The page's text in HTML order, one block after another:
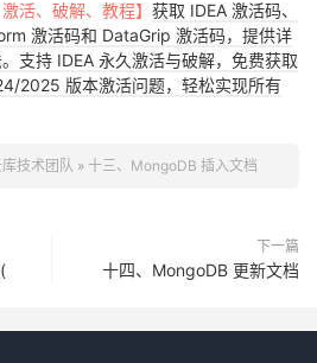
活、破解、教程】 获取 IDEA 激活码、
激活码和 DataGrip 激活码，提供详
支持 IDEA 永久激活与破解，免费获取
2025 版本激活问题，轻松实现所有
技术团队 » 十三、MongoDB 插入文档
下一篇
十四、MongoDB 更新文档